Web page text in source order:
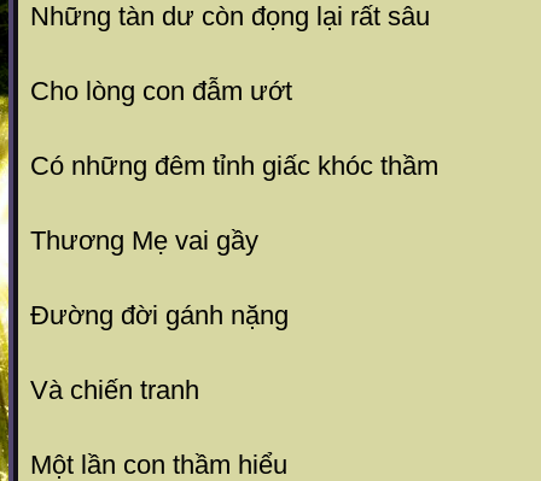
Những tàn dư còn đọng lại rất sâu
Cho lòng con đẫm ướt
Có những đêm tỉnh giấc khóc thầm
Thương Mẹ vai gầy
Đường đời gánh nặng
Và chiến tranh
Một lần con thầm hiểu